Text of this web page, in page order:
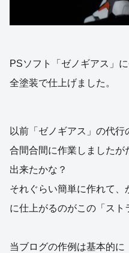
PSソフト「ゼノギアス」
全塗装で仕上げました。
以前「ゼノギアス」の代行
合間合間に作業しました
出来たかな？
それぐらい簡単に作れて、
に仕上がるのがこの「スト
当ブログの作例は基本的に